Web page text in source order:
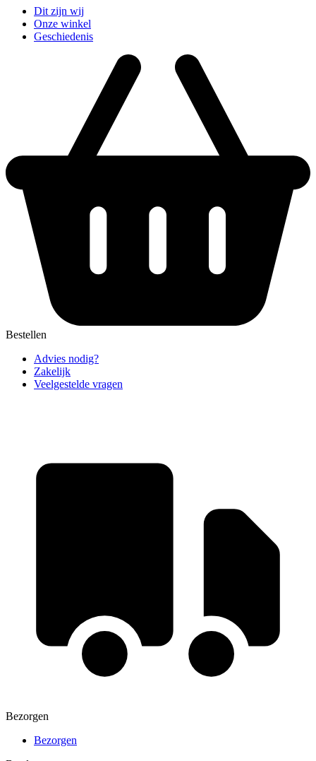
Dit zijn wij
Onze winkel
Geschiedenis
Bestellen
Advies nodig?
Zakelijk
Veelgestelde vragen
Bezorgen
Bezorgen